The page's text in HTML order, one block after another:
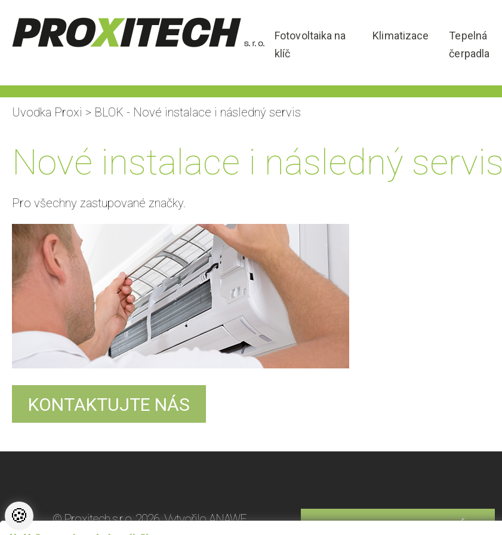
Fotovoltaika na
klíč
Klimatizace
Tepelná
čerpadla
Uvodka Proxi > BLOK - Nové instalace i následný servis
Nové instalace i následný servis
Pro všechny zastupované značky.
KONTAKTUJTE NÁS
© Proxitech s.r.o. 2026.VytvořiloANAWE KONTAKTUJTE NÁS
🍪